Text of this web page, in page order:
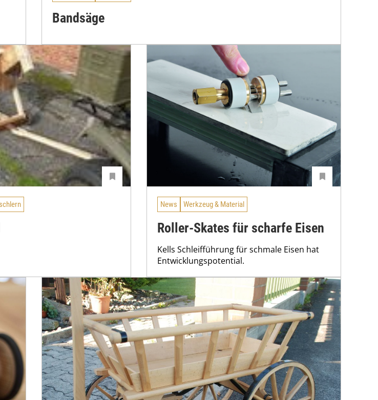
Bandsäge
News Werkzeug & Material
Roller-Skates für scharfe Eisen
Kells Schleifführung für schmale Eisen hat
Entwicklungspotential.